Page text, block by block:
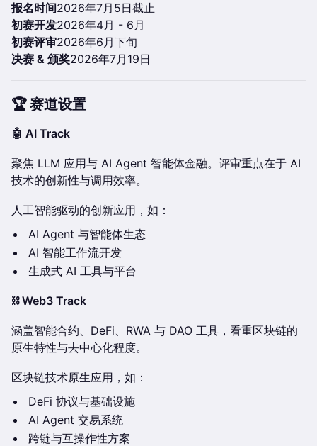
报名时间2026年7月5日截止
初赛开发2026年4月 - 6月
初赛评审2026年6月下旬
决赛 & 颁奖2026年7月19日
🏆 赛道设置
🤖 AI Track
聚焦 LLM 应用与 AI Agent 智能体金融。评审重点在于 AI
技术的创新性与调用效率。
人工智能驱动的创新应用，如：
AI Agent 与智能体生态
AI 智能工作流开发
生成式 AI 工具与平台
⛓️ Web3 Track
涵盖智能合约、DeFi、RWA 与 DAO 工具，看重区块链的
原生特性与去中心化程度。
区块链技术原生应用，如：
DeFi 协议与基础设施
AI Agent 交易系统
跨链与互操作性方案